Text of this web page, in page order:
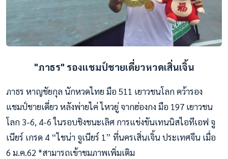
"ภาธร" รองแชมป์ชายเดี่ยวหวดเสิ่นเจิ้น
ภาธร หาญชัยกุล นักหวดไทย มือ 511 เยาวชนโลก คว้ารอง
แชมป์ชายเดี่ยว หลังพ่ายไค่ ไหวยู่ จากฮ่องกง มือ 197 เยาวชน
โลก 3-6, 4-6 ในรอบชิงชนะเลิศ การแข่งขันเทนนิสไอทีเอฟ จู
เนียร์ เกรด 4 “ไชน่า จูเนียร์ 1” ที่นครเสิ่นเจิ้น ประเทศจีน เมื่อ
6 ม.ค.62 *สามารถเข้าชมภาพเพิ่มเติม